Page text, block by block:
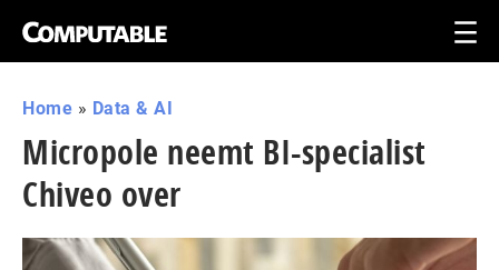
Home » Data & AI
Micropole neemt BI-specialist
Chiveo over